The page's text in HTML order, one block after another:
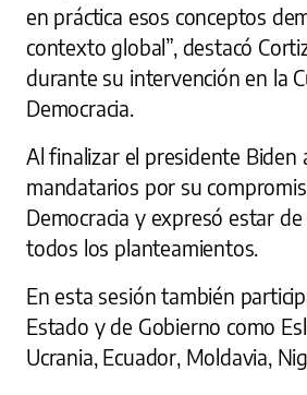
en práctica esos conceptos
contexto global”, destacó
durante su intervención en la
Democracia.
Al finalizar el presidente Biden
mandatarios por su
Democracia y expresó estar
todos los planteamientos.
En esta sesión también
Estado y de Gobierno como
Ucrania, Ecuador, Moldavia,